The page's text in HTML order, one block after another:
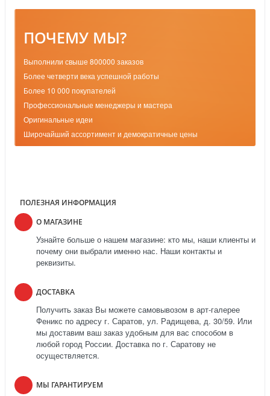
ПОЧЕМУ МЫ?
Выполнили свыше 800000 заказов
Более четверти века успешной работы
Более 10 000 покупателей
Профессиональные менеджеры и мастера
Оригинальные идеи
Широчайший ассортимент и демократичные цены
ПОЛЕЗНАЯ ИНФОРМАЦИЯ
О МАГАЗИНЕ
Узнайте больше о нашем магазине: кто мы, наши клиенты и
почему они выбрали именно нас. Наши контакты и
реквизиты.
ДОСТАВКА
Получить заказ Вы можете самовывозом в арт-галерее
Феникс по адресу г. Саратов, ул. Радищева, д. 30/59. Или
мы доставим ваш заказ удобным для вас способом в
любой город России. Доставка по г. Саратову не
осуществляется.
МЫ ГАРАНТИРУЕМ